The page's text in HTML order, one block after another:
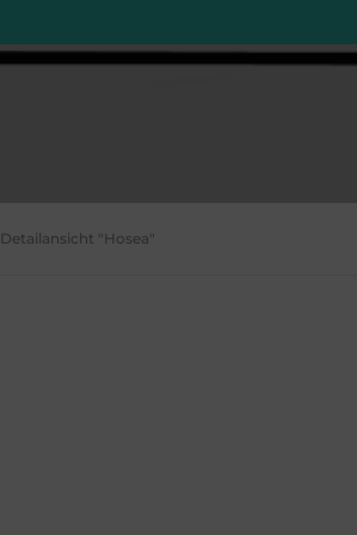
Detailansicht "Hosea"